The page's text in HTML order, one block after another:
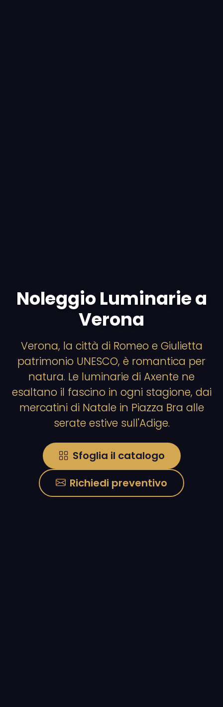
Noleggio Luminarie a
Verona
Verona, la città di Romeo e Giulietta
patrimonio UNESCO, è romantica per
natura. Le luminarie di Axente ne
esaltano il fascino in ogni stagione, dai
mercatini di Natale in Piazza Bra alle
serate estive sull'Adige.
Sfoglia il catalogo
Richiedi preventivo